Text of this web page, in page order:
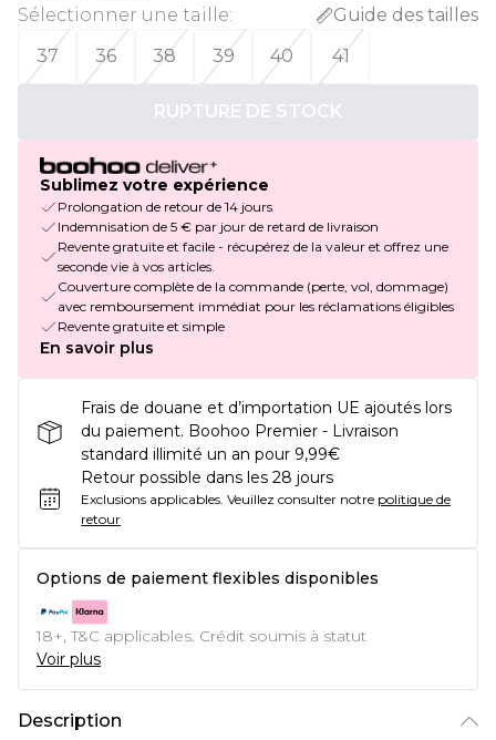
Sélectionner une taille:
Guide des tailles
37
36 38 39 40 41
RUPTURE DE STOCK
Sublimez votre expérience
Prolongation de retour de 14 jours
Indemnisation de 5 € par jour de retard de livraison
Revente gratuite et facile - récupérez de la valeur et offrez une
seconde vie à vos articles.
Couverture complète de la commande (perte, vol, dommage)
avec remboursement immédiat pour les réclamations éligibles
Revente gratuite et simple
En savoir plus
Frais de douane et d’importation UE ajoutés lors
du paiement. Boohoo Premier - Livraison
standard illimité un an pour 9,99€
Retour possible dans les 28 jours
Exclusions applicables. Veuillez consulter notre politique de
retour
Options de paiement flexibles disponibles
18+, T&C applicables. Crédit soumis à statut
Voir plus
Description